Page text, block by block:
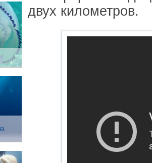
двух километров.